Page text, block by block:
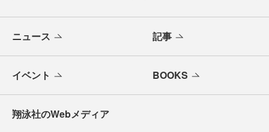
ニュース 記事
イベント BOOKS
翔泳社のWebメディア